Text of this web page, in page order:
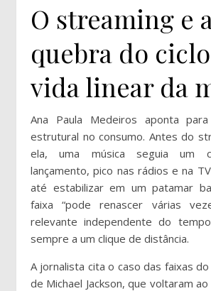
O streaming e
quebra do
vida linear da
Ana Paula Medeiros aponta
estrutural no consumo. Antes do
ela, uma música seguia um
lançamento, pico nas rádios e na
até estabilizar em um patamar
faixa “pode renascer várias
relevante independente do
sempre a um clique de distância.
A jornalista cita o caso das faixas do
de Michael Jackson, que voltaram